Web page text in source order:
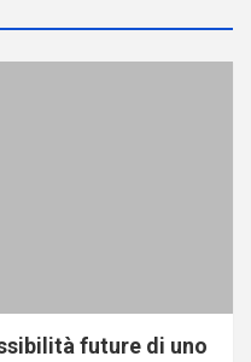
future di uno